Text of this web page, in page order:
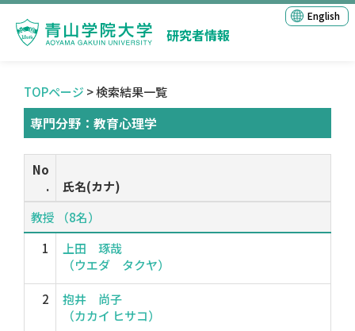
研究者情報
English
TOPページ > 検索結果一覧
専門分野：教育心理学
No
.
氏名(カナ)
教授 （8名）
1
上田 琢哉
（ウエダ タクヤ）
2
抱井 尚子
（カカイ ヒサコ）